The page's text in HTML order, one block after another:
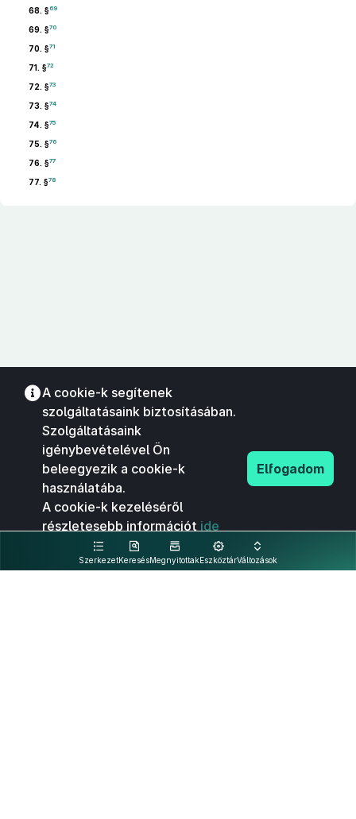
68. §69
69. §70
70. §71
71. §72
72. §73
73. §74
74. §75
75. §76
76. §77
77. §78
SzerkezetKeresésMegnyitottakEszköztárVáltozások
A cookie-k segítenek
szolgáltatásaink biztosításában.
Szolgáltatásaink
igénybevételével Ön
beleegyezik a cookie-k
használatába.
A cookie-k kezeléséről
részletesebb információt ide
kattintva olvashat.
Elfogadom